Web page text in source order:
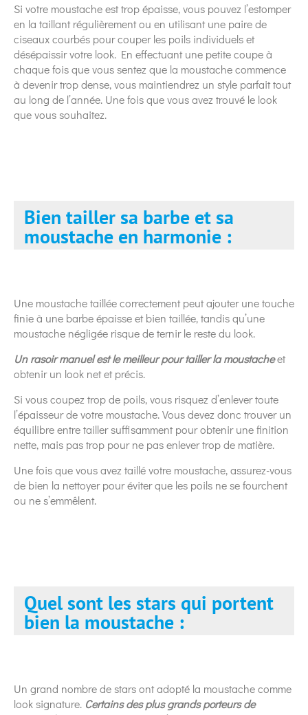
Si votre moustache est trop épaisse, vous pouvez l’estomper
en la taillant régulièrement ou en utilisant une paire de
ciseaux courbés pour couper les poils individuels et
désépaissir votre look. En effectuant une petite coupe à
chaque fois que vous sentez que la moustache commence
à devenir trop dense, vous maintiendrez un style parfait tout
au long de l’année. Une fois que vous avez trouvé le look
que vous souhaitez.
Bien tailler sa barbe et sa
moustache en harmonie :
Une moustache taillée correctement peut ajouter une touche
finie à une barbe épaisse et bien taillée, tandis qu’une
moustache négligée risque de ternir le reste du look.
Un rasoir manuel est le meilleur pour tailler la moustacheet
obtenir un look net et précis.
Si vous coupez trop de poils, vous risquez d’enlever toute
l’épaisseur de votre moustache. Vous devez donc trouver un
équilibre entre tailler suffisamment pour obtenir une finition
nette, mais pas trop pour ne pas enlever trop de matière.
Une fois que vous avez taillé votre moustache, assurez-vous
de bien la nettoyer pour éviter que les poils ne se fourchent
ou ne s’emmêlent.
Quel sont les stars qui portent
bien la moustache :
Un grand nombre de stars ont adopté la moustache comme
look signature. Certains des plus grands porteurs de